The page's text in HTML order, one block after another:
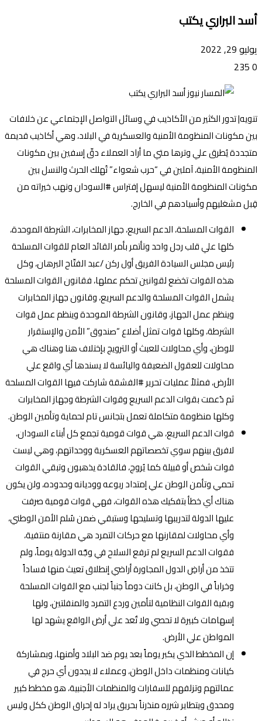
أسد البراري يكتب
يوليو 29, 2022
0
تنويه| تدور الكثير من الأكاذيب في وسائل التواصل الإجتماعي عن خلافات
بين مكونات المنظومة الأمنية والعسكرية في البلاد، وهي أكاذيب قديمة
متجددة يُطرق علي وترها متي ما أراد العملاء دقّ إسفين بين مكونات
المنظومة الأمنية، آملين في “حرب شعواء” تُهلك الحرث والنسل بين
مكونات المنظومة الأمنية ليسهل إفتراس #السودان ونهب خيراته من
قِبل مشغليهم وأسيادهم في الخارج.
القوات المسلحة، الدعم السريع، جهاز المخابرات، الشرطة الموحدة،
كلها علي قلب رجل واحد وتأتمر بأمر القائد العام للقوات المسلحة
رئيس مجلس السيادة الفريق أول ركن /عبد الفتّاح البرهان، وكل
هذه القوات تخضع لقوانين تحكم عملها، فقانون القوات المسلحة
يشمل القوات المسلحة والدعم السريع، وقانون جهاز المخابرات
وينظم عمل الجهاز، وقانون الشرطة الموحدة وينظم عمل قوات
الشرطة، وكلها قوات تمثل أضلاع “صندوق” الأمن والإستقرار
للوطن، وأي محاولات للعبث أو الترويج بإختلاف هنا وهناك هي
محاولات للعقول الضعيفة واليائسة لا يسندها أي واقع علي
الأرض، فمثلاً عمليات تحرير #الفشقة شاركت فيها القوات المسلحة
ثم دُعمت بقوات الدعم السريع وقوات الشرطة وجهاز المخابرات
وكلها منظومة متكاملة تعمل بتجانس تام لحماية وتأمين الوطن.
قوات الدعم السريع، هي قوات قومية تجمع كل أبناء السودان،
لافرق بينهم سوي تخصصاتهم العسكرية ووحداتهم، وهي ليست
قوات شخص أو قبيلة كما يُروج، فالقادة يذهبون وتبقي القوات
تحمي وتأمن الوطن علي إمتداد ربوعه ووديانه وحدوده، ولن يكون
هناك أي خطأ بتفكيك هذه القوات، فهي قوات قومية صرفت
عليها الدولة لتدريبها وتسليحها وستبقي ضمن سُلم الأمن الوطني،
وأي محاولات لمقارنها مع حركات التمرد هي مقارنة منتفية،
فقوات الدعم السريع لم ترفع السلاح في وجّه الدولة يوماً، ولم
تتخذ من أراضِ الدول المجاورة أراضي إنطلاق تعيث منها فساداً
وخراباً في الوطن، بل كانت دوماً جنباً لجنب مع القوات المسلحة
وبقية القوات النظامية لتأمين وردع التمرد والمنفلتين، ولها
إسهامات كبيرة لا تحصي ولا تٌعد علي أرض الواقع يشهد لها
المواطن علي الأرض.
إن المخطط الذي يكبر يوماً بعد يوم ضد البلاد وأمنها، وبمشاركة
كيانات ومنظمات داخل الوطن، وعملاء لا يجدون أي حرج في
عمالتهم وتزلفهم للسفارات والمنظمات الأجنبية، هو مخطط كبير
ومحدق ويتطاير شرره منذرناً بحريق يراد له إحراق الوطن ككل وليس